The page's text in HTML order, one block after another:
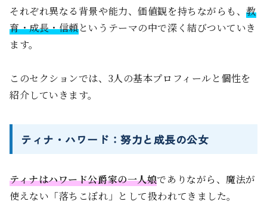
それぞれ異なる背景や能力、価値観を持ちながらも、教
育・成長・信頼というテーマの中で深く結びついていき
ます。
このセクションでは、3人の基本プロフィールと個性を
紹介していきます。
ティナ・ハワード：努力と成長の公女
ティナはハワード公爵家の一人娘でありながら、魔法が
使えない「落ちこぼれ」として扱われてきました。